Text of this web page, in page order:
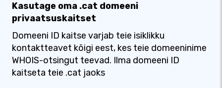
Kasutage oma .cat domeeni
privaatsuskaitset
Domeeni ID kaitse varjab teie isiklikku
kontaktteavet kõigi eest, kes teie domeeninime
WHOIS-otsingut teevad. Ilma domeeni ID
kaitseta teie .cat jaoks